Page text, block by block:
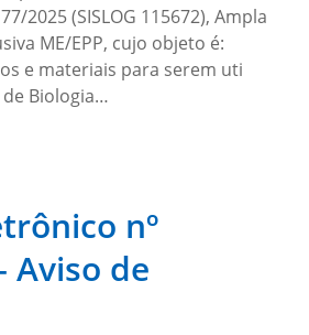
2025 (SISLOG 115672), Ampla
ME/EPP, cujo objeto é:
e materiais para serem uti
de Biologia…
nº
Aviso de